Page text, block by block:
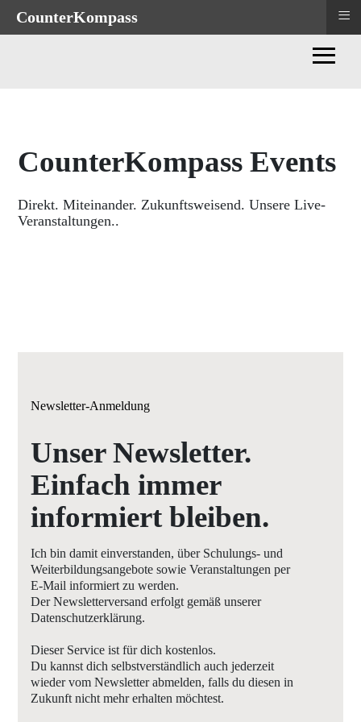
≡
CounterKompass Events
Direkt. Miteinander. Zukunftsweisend. Unsere Live-
Veranstaltungen..
Newsletter-Anmeldung
Unser Newsletter.
Einfach immer
informiert bleiben.
Ich bin damit einverstanden, über Schulungs- und
Weiterbildungsangebote sowie Veranstaltungen per
E-Mail informiert zu werden.
Der Newsletterversand erfolgt gemäß unserer
Datenschutzerklärung.
Dieser Service ist für dich kostenlos.
Du kannst dich selbstverständlich auch jederzeit
wieder vom Newsletter abmelden, falls du diesen in
Zukunft nicht mehr erhalten möchtest.
CounterKompass ≡
CounterKompass ≡